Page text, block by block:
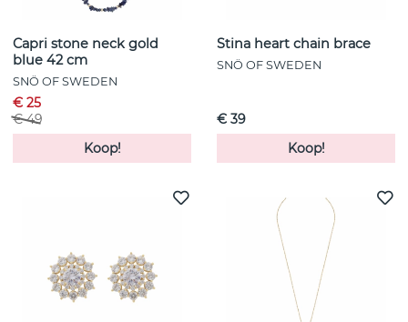
Capri stone neck gold
blue 42 cm
SNÖ OF SWEDEN
€ 25
€ 49
Koop!
Stina heart chain brace
SNÖ OF SWEDEN
€ 39
Koop!